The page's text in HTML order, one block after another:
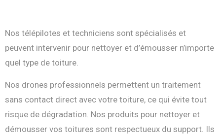
Nos télépilotes et techniciens sont spécialisés et
peuvent intervenir pour nettoyer et d’émousser n’importe
quel type de toiture.
Nos drones professionnels permettent un traitement
sans contact direct avec votre toiture, ce qui évite tout
risque de dégradation. Nos produits pour nettoyer et
démousser vos toitures sont respectueux du support. Ils